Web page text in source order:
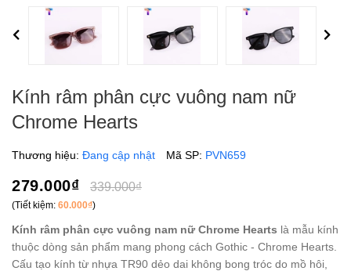
Previous Next
Kính râm phân cực vuông nam nữ
Chrome Hearts
Thương hiệu: Đang cập nhật Mã SP: PVN659
279.000₫ 339.000₫
(Tiết kiệm: 60.000₫)
Kính râm phân cực vuông nam nữ Chrome Hearts là mẫu kính
thuộc dòng sản phẩm mang phong cách Gothic - Chrome Hearts.
Cấu tạo kính từ nhựa TR90 dẻo dai không bong tróc do mồ hôi,